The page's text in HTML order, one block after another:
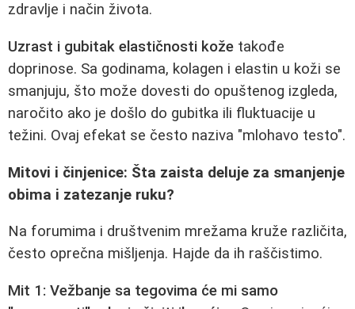
zdravlje i način života.
Uzrast i gubitak elastičnosti kože takođe
doprinose. Sa godinama, kolagen i elastin u koži se
smanjuju, što može dovesti do opuštenog izgleda,
naročito ako je došlo do gubitka ili fluktuacije u
težini. Ovaj efekat se često naziva "mlohavo testo".
Mitovi i činjenice: Šta zaista deluje za smanjenje
obima i zatezanje ruku?
Na forumima i društvenim mrežama kruže različita,
često oprečna mišljenja. Hajde da ih raščistimo.
Mit 1: Vežbanje sa tegovima će mi samo